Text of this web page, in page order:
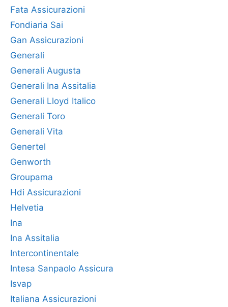
Fata Assicurazioni
Fondiaria Sai
Gan Assicurazioni
Generali
Generali Augusta
Generali Ina Assitalia
Generali Lloyd Italico
Generali Toro
Generali Vita
Genertel
Genworth
Groupama
Hdi Assicurazioni
Helvetia
Ina
Ina Assitalia
Intercontinentale
Intesa Sanpaolo Assicura
Isvap
Italiana Assicurazioni